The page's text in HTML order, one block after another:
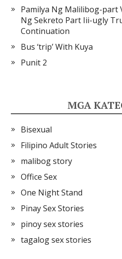
Pamilya Ng Malilibog-part
Ng Sekreto Part Iii-ugly
Continuation
Bus ‘trip’ With Kuya
Punit 2
MGA
Bisexual
Filipino Adult Stories
malibog story
Office Sex
One Night Stand
Pinay Sex Stories
pinoy sex stories
tagalog sex stories